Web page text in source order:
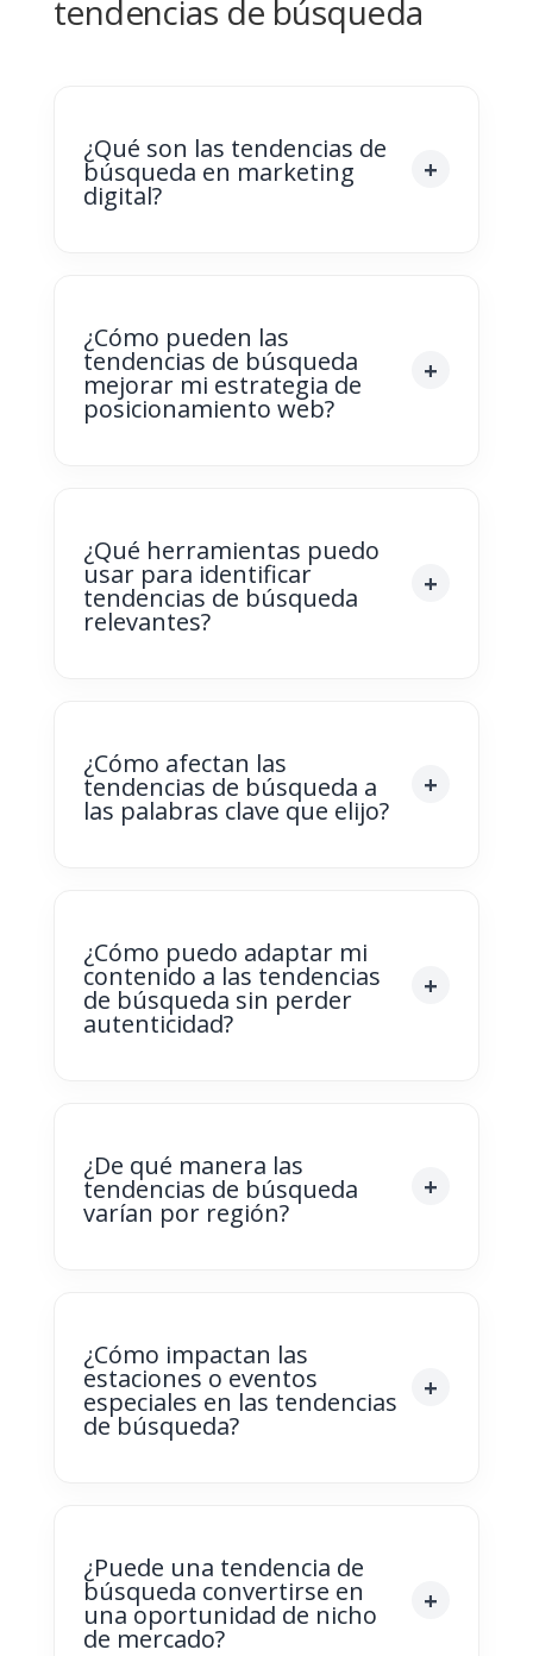
tendencias de búsqueda
¿Qué son las tendencias de
búsqueda en marketing
digital?
¿Cómo pueden las
tendencias de búsqueda
mejorar mi estrategia de
posicionamiento web?
¿Qué herramientas puedo
usar para identificar
tendencias de búsqueda
relevantes?
¿Cómo afectan las
tendencias de búsqueda a
las palabras clave que elijo?
¿Cómo puedo adaptar mi
contenido a las tendencias
de búsqueda sin perder
autenticidad?
¿De qué manera las
tendencias de búsqueda
varían por región?
¿Cómo impactan las
estaciones o eventos
especiales en las tendencias
de búsqueda?
¿Puede una tendencia de
búsqueda convertirse en
una oportunidad de nicho
de mercado?